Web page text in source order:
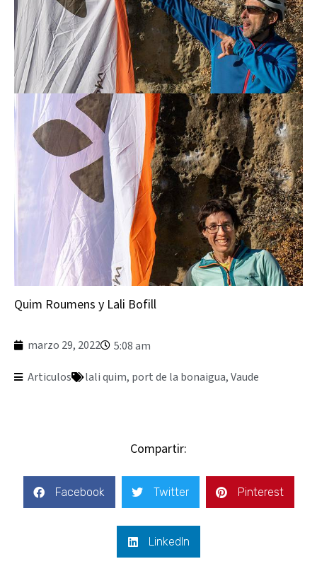
Quim Roumens y Lali Bofill
marzo 29, 2022 5:08 am
Articulos lali quim, port de la bonaigua, Vaude
Compartir:
Facebook Twitter Pinterest
LinkedIn